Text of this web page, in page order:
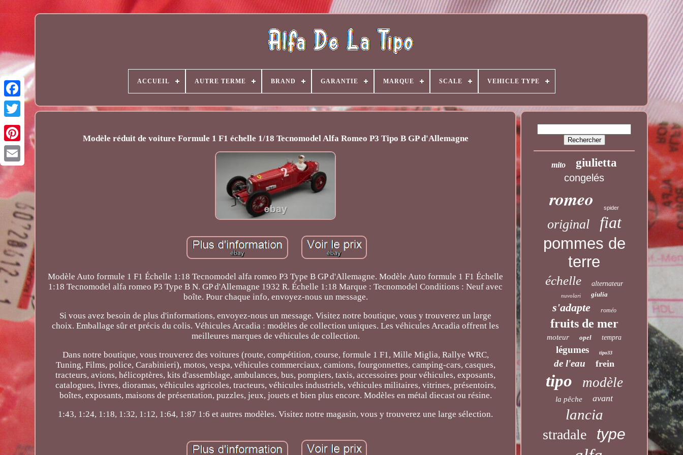
Email
ACCUEIL AUTRE TERME BRAND GARANTIE MARQUE SCALE VEHICLE TYPE
Modèle réduit de voiture Formule 1 F1 échelle 1/18 Tecnomodel Alfa Romeo P3 Tipo B GP d'Allemagne
Modèle Auto formule 1 F1 Échelle 1:18 Tecnomodel alfa romeo P3 Type B GP d'Allemagne. Modèle Auto formule 1 F1 Échelle
1:18 Tecnomodel alfa romeo P3 Type B N. GP d'Allemagne 1932 R. Échelle 1:18 Marque : Tecnomodel Conditions : Neuf avec
boîte. Pour chaque info, envoyez-nous un message.
Si vous avez besoin de plus d'informations, envoyez-nous un message. Visitez notre boutique, vous y trouverez un large
choix. Emballage sûr et précis du colis. Véhicules Arcadia : modèles de collection uniques. Les véhicules Arcadia offrent les
meilleures marques de véhicules de collection.
Dans notre boutique, vous trouverez des voitures (route, compétition, course, formule 1 F1, Mille Miglia, Rallye WRC,
Tuning, Films, police, Carabinieri), motos, vespa, véhicules commerciaux, camions, fourgonnettes, camping-cars, casques,
tracteurs, avions, hélicoptères, kits d'assemblage, ambulances, bus, pompiers, taxis, accessoires pour véhicules, exposants,
catalogues, livres, dioramas, véhicules agricoles, tracteurs, véhicules industriels, véhicules militaires, vitrines, présentoirs,
boîtes, exposants, maisons de présentation, puzzles, jeux, jouets et bien plus encore. Modèles en métal diecast ou résine.
1:43, 1:24, 1:18, 1:32, 1:12, 1:64, 1:87 1:6 et autres modèles. Visitez notre magasin, vous y trouverez une large sélection.
mito giulietta
congelés
romeo spider
original fiat
pommes de
terre
échelle alternateur
nuvolari giulia
s'adapte roméo
fruits de mer
moteur opel tempra
légumes tipo33
de l'eau frein
tipo modèle
la pêche avant
lancia
stradale type